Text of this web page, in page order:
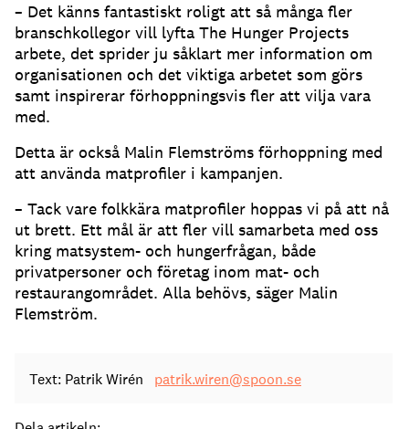
– Det känns fantastiskt roligt att så många fler
branschkollegor vill lyfta The Hunger Projects
arbete, det sprider ju såklart mer information om
organisationen och det viktiga arbetet som görs
samt inspirerar förhoppningsvis fler att vilja vara
med.
Detta är också Malin Flemströms förhoppning med
att använda matprofiler i kampanjen.
– Tack vare folkkära matprofiler hoppas vi på att nå
ut brett. Ett mål är att fler vill samarbeta med oss
kring matsystem- och hungerfrågan, både
privatpersoner och företag inom mat- och
restaurangområdet. Alla behövs, säger Malin
Flemström.
Text: Patrik Wirén patrik.wiren@spoon.se